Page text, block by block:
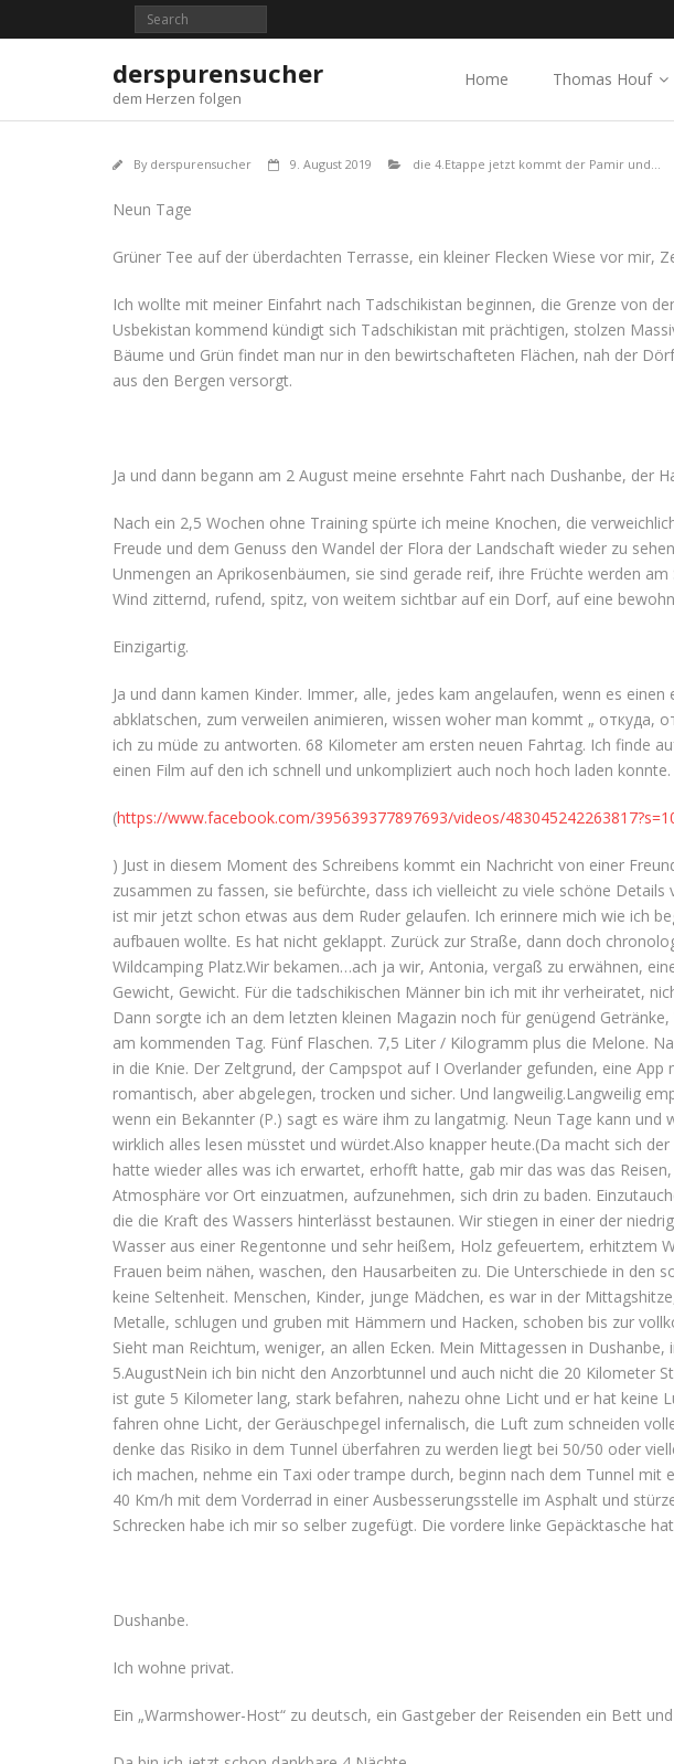
derspurensucher
dem Herzen folgen
Home Thomas Houf
By derspurensucher 9. August 2019 die 4.Etappe jetzt kommt der Pamir und...
Neun Tage
Grüner Tee auf der überdachten Terrasse, ein kleiner Flecken Wiese vor mir,
Ich wollte mit meiner Einfahrt nach Tadschikistan beginnen, die Grenze von
Usbekistan kommend kündigt sich Tadschikistan mit prächtigen, stolzen
Bäume und Grün findet man nur in den bewirtschafteten Flächen, nah der
aus den Bergen versorgt.
Ja und dann begann am 2 August meine ersehnte Fahrt nach Dushanbe, der
Nach ein 2,5 Wochen ohne Training spürte ich meine Knochen, die
Freude und dem Genuss den Wandel der Flora der Landschaft wieder zu
Unmengen an Aprikosenbäumen, sie sind gerade reif, ihre Früchte werden
Wind zitternd, rufend, spitz, von weitem sichtbar auf ein Dorf, auf eine
Einzigartig.
Ja und dann kamen Kinder. Immer, alle, jedes kam angelaufen, wenn es
abklatschen, zum verweilen animieren, wissen woher man kommt „ откуда,
ich zu müde zu antworten. 68 Kilometer am ersten neuen Fahrtag. Ich finde
einen Film auf den ich schnell und unkompliziert auch noch hoch laden konnte.
(https://www.facebook.com/395639377897693/videos/
) Just in diesem Moment des Schreibens kommt ein Nachricht von einer
zusammen zu fassen, sie befürchte, dass ich vielleicht zu viele schöne
ist mir jetzt schon etwas aus dem Ruder gelaufen. Ich erinnere mich wie ich
aufbauen wollte. Es hat nicht geklappt. Zurück zur Straße, dann doch
Wildcamping Platz.Wir bekamen…ach ja wir, Antonia, vergaß zu erwähnen,
Gewicht, Gewicht. Für die tadschikischen Männer bin ich mit ihr verheiratet,
Dann sorgte ich an dem letzten kleinen Magazin noch für genügend
am kommenden Tag. Fünf Flaschen. 7,5 Liter / Kilogramm plus die Melone.
in die Knie. Der Zeltgrund, der Campspot auf I Overlander gefunden, eine
romantisch, aber abgelegen, trocken und sicher. Und langweilig.Langweilig
wenn ein Bekannter (P.) sagt es wäre ihm zu langatmig. Neun Tage kann
wirklich alles lesen müsstet und würdet.Also knapper heute.(Da macht sich
hatte wieder alles was ich erwartet, erhofft hatte, gab mir das was das
Atmosphäre vor Ort einzuatmen, aufzunehmen, sich drin zu baden.
die die Kraft des Wassers hinterlässt bestaunen. Wir stiegen in einer der
Wasser aus einer Regentonne und sehr heißem, Holz gefeuertem, erhitztem
Frauen beim nähen, waschen, den Hausarbeiten zu. Die Unterschiede in
keine Seltenheit. Menschen, Kinder, junge Mädchen, es war in der
Metalle, schlugen und gruben mit Hämmern und Hacken, schoben bis zur
Sieht man Reichtum, weniger, an allen Ecken. Mein Mittagessen in
5.AugustNein ich bin nicht den Anzorbtunnel und auch nicht die 20 Kilometer
ist gute 5 Kilometer lang, stark befahren, nahezu ohne Licht und er hat keine
fahren ohne Licht, der Geräuschpegel infernalisch, die Luft zum schneiden
denke das Risiko in dem Tunnel überfahren zu werden liegt bei 50/50 oder
ich machen, nehme ein Taxi oder trampe durch, beginn nach dem Tunnel
40 Km/h mit dem Vorderrad in einer Ausbesserungsstelle im Asphalt und
Schrecken habe ich mir so selber zugefügt. Die vordere linke Gepäcktasche
Dushanbe.
Ich wohne privat.
Ein „Warmshower-Host“ zu deutsch, ein Gastgeber der Reisenden ein Bett